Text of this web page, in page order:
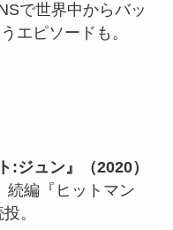
で世界中からバッ
エピソードも。
:ジュン』（2020）
続編『ヒットマン
。